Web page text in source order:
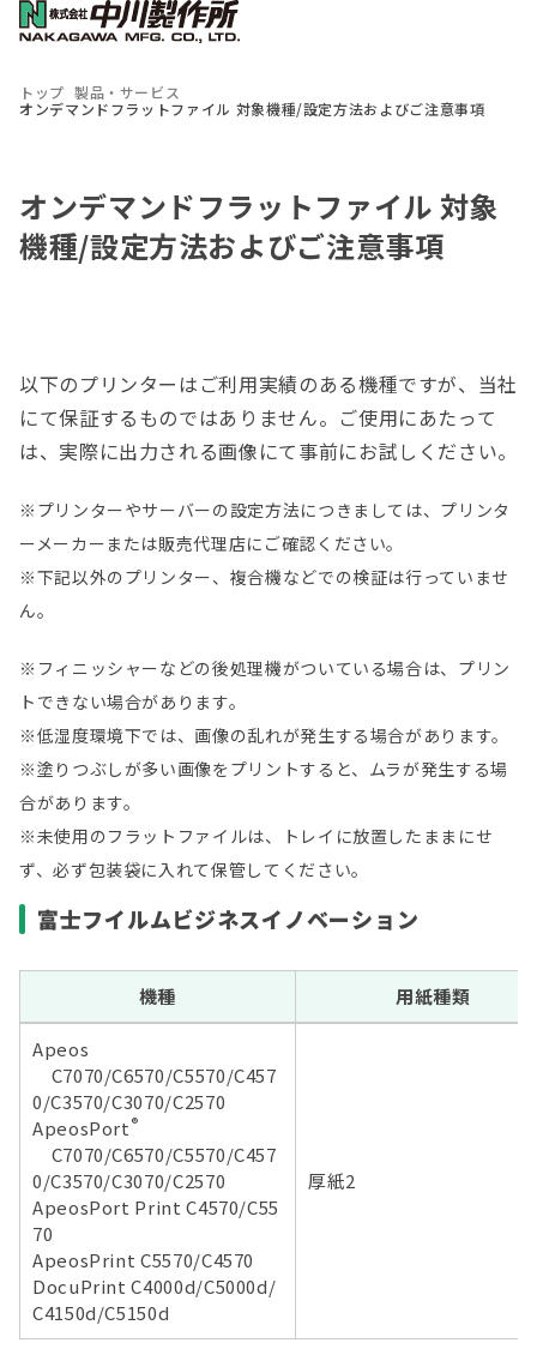
トップ 製品・サービス
オンデマンドフラットファイル 対象機種/設定方法およびご注意事項
オンデマンドフラットファイル 対象
機種/設定方法およびご注意事項
以下のプリンターはご利用実績のある機種ですが、当社
にて保証するものではありません。ご使用にあたって
は、実際に出力される画像にて事前にお試しください。
※プリンターやサーバーの設定方法につきましては、プリンタ
ーメーカーまたは販売代理店にご確認ください。
※下記以外のプリンター、複合機などでの検証は行っていませ
ん。
※フィニッシャーなどの後処理機がついている場合は、プリン
トできない場合があります。
※低湿度環境下では、画像の乱れが発生する場合があります。
※塗りつぶしが多い画像をプリントすると、ムラが発生する場
合があります。
※未使用のフラットファイルは、トレイに放置したままにせ
ず、必ず包装袋に入れて保管してください。
富士フイルムビジネスイノベーション
機種 用紙種類
Apeos
C7070/C6570/C5570/C457
0/C3570/C3070/C2570
ApeosPort®
C7070/C6570/C5570/C457
0/C3570/C3070/C2570
ApeosPort Print C4570/C55
70
ApeosPrint C5570/C4570
DocuPrint C4000d/C5000d/
C4150d/C5150d
厚紙2